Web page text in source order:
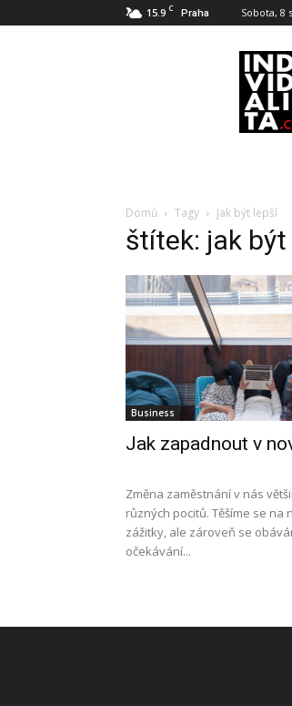
15.9 C Praha Sobota, 8
INDIVIDUALITA
Domů Tagy Jak být lepší
štítek: jak
Business
Jak zapadnout v
Změna zaměstnání v nás
různých pocitů. Těšíme se na
zážitky, ale zároveň se
očekávání...